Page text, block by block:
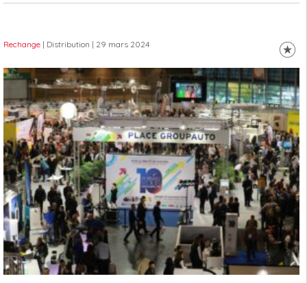
Rechange | Distribution | 29 mars 2024